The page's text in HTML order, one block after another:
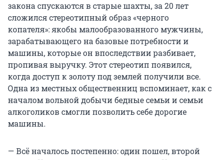
закона спускаются в старые шахты, за 20 лет
сложился стереотипный образ «черного
копателя»: якобы малообразованного мужчины,
зарабатывающего на базовые потребности и
машины, которые он впоследствии разбивает,
пропивая выручку. Этот стереотип появился,
когда доступ к золоту под землей получили все.
Одна из местных общественниц вспоминает, как с
началом вольной добычи бедные семьи и семьи
алкоголиков смогли позволить себе дорогие
машины.
— Всё началось постепенно: один пошел, второй